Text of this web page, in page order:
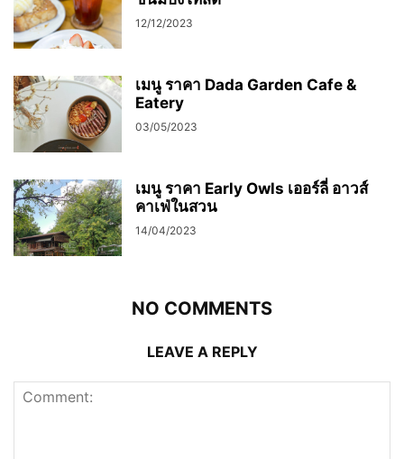
12/12/2023
เมนู ราคา Dada Garden Cafe &
Eatery
03/05/2023
เมนู ราคา Early Owls เออร์ลี่ อาวส์
คาเฟ่ในสวน
14/04/2023
NO COMMENTS
LEAVE A REPLY